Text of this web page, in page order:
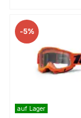
-5%
auf Lager